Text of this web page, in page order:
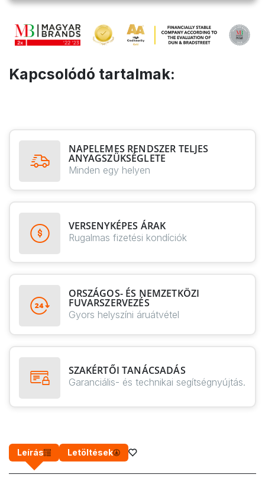
Kapcsolódó tartalmak:
NAPELEMES RENDSZER TELJES
ANYAGSZÜKSÉGLETE
Minden egy helyen
VERSENYKÉPES ÁRAK
Rugalmas fizetési kondíciók
ORSZÁGOS- ÉS NEMZETKÖZI
FUVARSZERVEZÉS
Gyors helyszíni áruátvétel
SZAKÉRTŐI TANÁCSADÁS
Garanciális- és technikai segítségnyújtás.
Leírás Letöltések